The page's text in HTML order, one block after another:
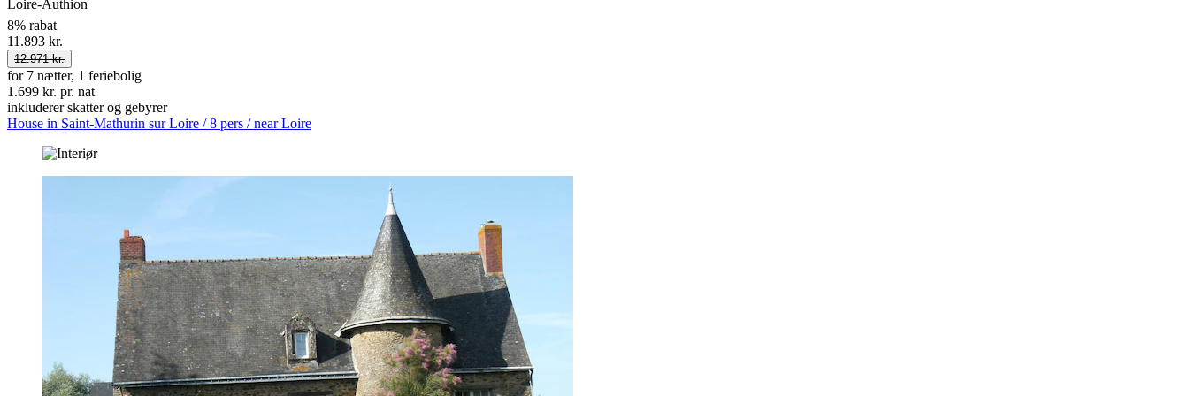
Loire-Authion
8% rabat
11.893 kr.
12.971 kr.
for 7 nætter, 1 feriebolig
1.699 kr. pr. nat
inkluderer skatter og gebyrer
House in Saint-Mathurin sur Loire / 8 pers / near Loire